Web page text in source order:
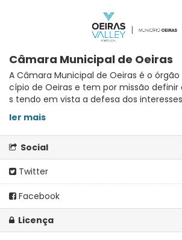
Câmara Municipal de Oeiras
A Câmara Municipal de Oeiras é o
cípio de Oeiras e tem por missão
s tendo em vista a defesa dos
ler mais
Social
Twitter
Facebook
Licença